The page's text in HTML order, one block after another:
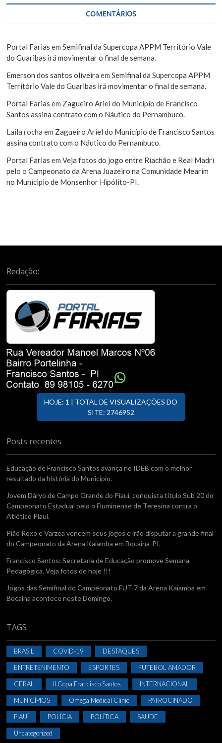
COMENTÁRIOS
Portal Farias emSemifinal da Supercopa APPM Território Vale
do Guaribas irá movimentar o final de semana.
Emerson dos santos oliveira emSemifinal da Supercopa APPM
Território Vale do Guaribas irá movimentar o final de semana.
Portal Farias em Zagueiro Ariel do Município de Francisco
Santos assina contrato com o Náutico do Pernambuco.
Laila rocha em Zagueiro Ariel do Município de Francisco Santos
assina contrato com o Náutico do Pernambuco.
Portal Farias emVeja fotos do jogo entre Riachão e Real Madri
pelo o Campeonato da Arena Juazeiro na Comunidade Mearim
no Municipio de Monsenhor Hipólito-PI.
Redação:
HOJE: 1 | TOTAL DE VISUALIZAÇÕES DO
SITE: 2746952
Posts recentes
Educação de Francisco Santos avança no IDEB com o melhor
resultado da história do Município.
Jovem Dáryo de Campo Grande do Piauí, conquista titulo Sub 20 do
Campeonato Estadual pelo o Fluminense de Teresina contra o
Atlético Piaui.
Pião Roxo e Varzea vencem seus jogos e irão disputar a grande final
do Campeonato da Arena Kaiamba em Bocaina-PI.
Francisco Santos: Secretaria de Educação promove Semana
Pedagógica. Veja fotos de hoje !!!
Jogos das Semifinal do Campeonato FUT 7 da Arena Kaiamba em
Bocaina acontece neste Domingo.
TAGS
BRASIL COVID-19 DESTAQUES
ENTRETENIMENTO ESPORTES FUTEBOL AMADOR
GERAL II Copa Francisco Santos INTERNACIONAL
MUNICÍPIOS Omega Medical Clinic PATROCINADO
PIAUÍ POLÍCIA POLÍTICA SAÚDE
Uncategorized